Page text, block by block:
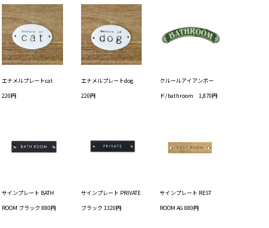
エナメルプレートcat
220円
エナメルプレートdog
220円
クルールアイアンボー
ド/bathroom 1,870円
サインプレート BATH
ROOM ブラック 880円
サインプレート PRIVATE
ブラック 1320円
サインプレート REST
ROOM AG 880円